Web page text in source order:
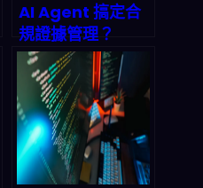
AI Agent 搞定合
規證據管理？
Trustero 用多代
理系統把審計成本
砍半